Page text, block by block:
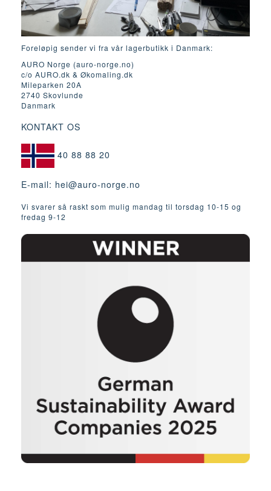
Foreløpig sender vi fra vår lagerbutikk i Danmark:
AURO Norge (auro-norge.no)
c/o AURO.dk & Økomaling.dk
Mileparken 20A
2740 Skovlunde
Danmark
KONTAKT OS
40 88 88 20
E-mail: hei@auro-norge.no
Vi svarer så raskt som mulig mandag til torsdag 10-15 og
fredag ​​9-12